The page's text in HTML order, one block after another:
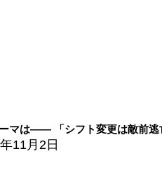
マは―― 「シフト変更は敵前逃
11月2日